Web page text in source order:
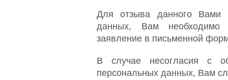
Для отзыва данного Вами
данных, Вам необходимо
заявление в письменной
В случае несогласия с
персональных данных, Вам